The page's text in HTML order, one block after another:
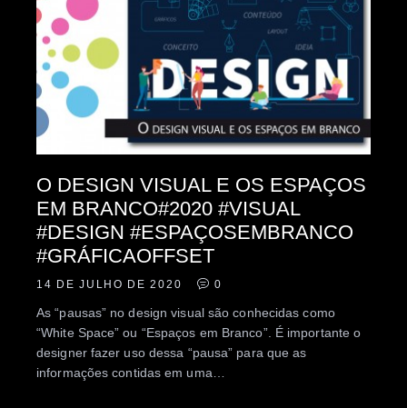
O DESIGN VISUAL E OS ESPAÇOS
EM BRANCO#2020 #VISUAL
#DESIGN #ESPAÇOSEMBRANCO
#GRÁFICAOFFSET
14 DE JULHO DE 2020 0
As “pausas” no design visual são conhecidas como
“White Space” ou “Espaços em Branco”. É importante o
designer fazer uso dessa “pausa” para que as
informações contidas em uma…